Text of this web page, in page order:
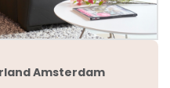
Amsterdam